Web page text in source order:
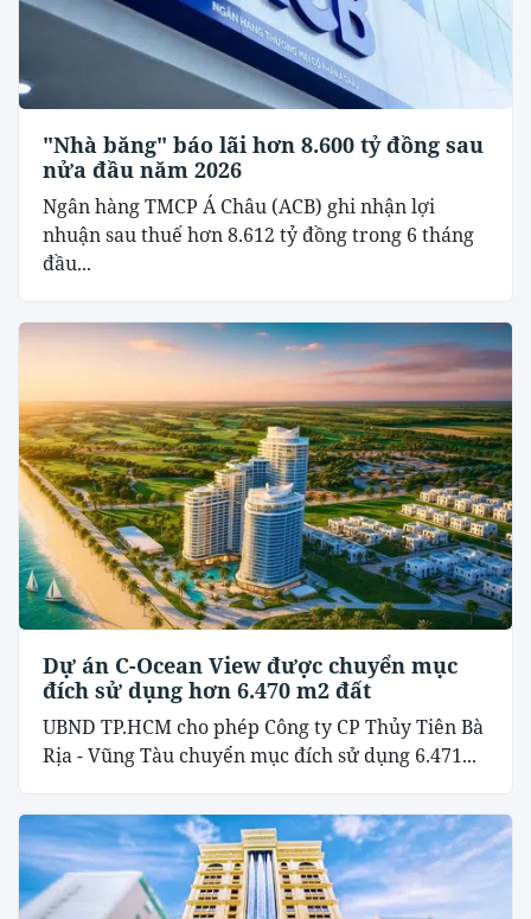
"Nhà băng" báo lãi hơn 8.600 tỷ đồng sau
nửa đầu năm 2026
Ngân hàng TMCP Á Châu (ACB) ghi nhận lợi
nhuận sau thuế hơn 8.612 tỷ đồng trong 6 tháng
đầu...
Dự án C-Ocean View được chuyển mục
đích sử dụng hơn 6.470 m2 đất
UBND TP.HCM cho phép Công ty CP Thủy Tiên Bà
Rịa - Vũng Tàu chuyển mục đích sử dụng 6.471...